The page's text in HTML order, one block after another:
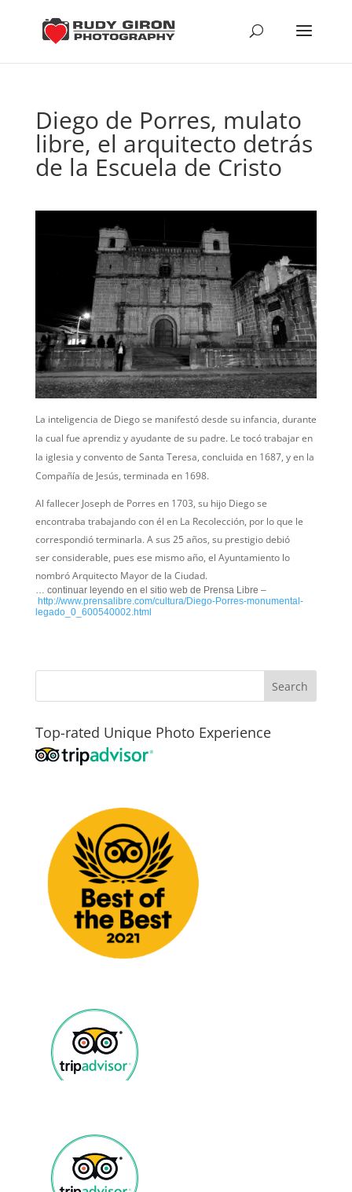
Diego de Porres, mulato
libre, el arquitecto detrás
de la Escuela de Cristo
La inteligencia de Diego se manifestó desde su infancia, durante
la cual fue aprendiz y ayudante de su padre. Le tocó trabajar en
la iglesia y convento de Santa Teresa, concluida en 1687, y en la
Compañía de Jesús, terminada en 1698.
Al fallecer Joseph de Porres en 1703, su hijo Diego se
encontraba trabajando con él en La Recolección, por lo que le
correspondió terminarla. A sus 25 años, su prestigio debió
ser considerable, pues ese mismo año, el Ayuntamiento lo
nombró Arquitecto Mayor de la Ciudad.
… continuar leyendo en el sitio web de Prensa Libre –
http://www.prensalibre.com/cultura/Diego-Porres-monumental-
legado_0_600540002.html
Top-rated Unique Photo Experience